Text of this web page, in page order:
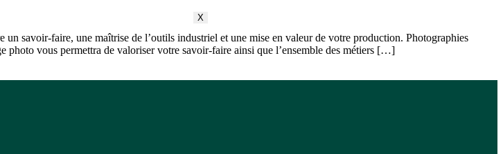
X
savoir-faire, une maîtrise de l’outils industriel et une mise en valeur de votre production. Photographies
photo vous permettra de valoriser votre savoir-faire ainsi que l’ensemble des métiers […]